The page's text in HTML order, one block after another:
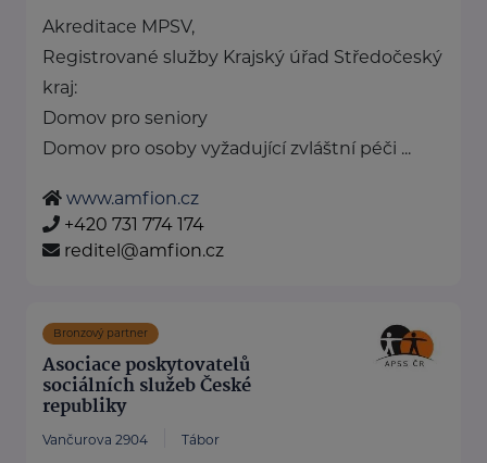
Akreditace MPSV,
Registrované služby Krajský úřad Středočeský
kraj:
Domov pro seniory
Domov pro osoby vyžadující zvláštní péči ...
www.amfion.cz
+420 731 774 174
reditel@amfion.cz
Bronzový partner
Asociace poskytovatelů
sociálních služeb České
republiky
Vančurova 2904 Tábor